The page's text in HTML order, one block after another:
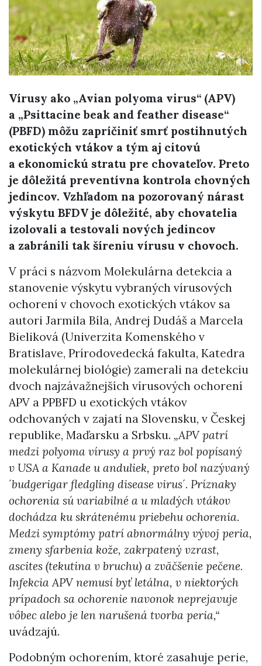
Vírusy ako „Avian polyoma virus“ (APV)
a „Psittacine beak and feather disease“
(PBFD) môžu zapríčiniť smrť postihnutých
exotických vtákov a tým aj citovú
a ekonomickú stratu pre chovateľov. Preto
je dôležitá preventívna kontrola chovných
jedincov. Vzhľadom na pozorovaný nárast
výskytu BFDV je dôležité, aby chovatelia
izolovali a testovali nových jedincov
a zabránili tak šíreniu vírusu v chovoch.
V práci s názvom Molekulárna detekcia a
stanovenie výskytu vybraných vírusových
ochorení v chovoch exotických vtákov sa
autori Jarmila Bíla, Andrej Dudáš a Marcela
Bieliková (Univerzita Komenského v
Bratislave, Prírodovedecká fakulta, Katedra
molekulárnej biológie) zamerali na detekciu
dvoch najzávažnejších vírusových ochorení
APV a PPBFD u exotických vtákov
odchovaných v zajatí na Slovensku, v Českej
republike, Maďarsku a Srbsku. „APV patrí
medzi polyoma vírusy a prvý raz bol popísaný
v USA a Kanade u anduliek, preto bol nazývaný
´budgerigar fledgling disease virus´. Príznaky
ochorenia sú variabilné a u mladých vtákov
dochádza ku skrátenému priebehu ochorenia.
Medzi symptómy patrí abnormálny vývoj peria,
zmeny sfarbenia kože, zakrpatený vzrast,
ascites (tekutina v bruchu) a zväčšenie pečene.
Infekcia APV nemusí byť letálna, v niektorých
prípadoch sa ochorenie navonok neprejavuje
vôbec alebo je len narušená tvorba peria,“
uvádzajú.
Podobným ochorením, ktoré zasahuje perie,